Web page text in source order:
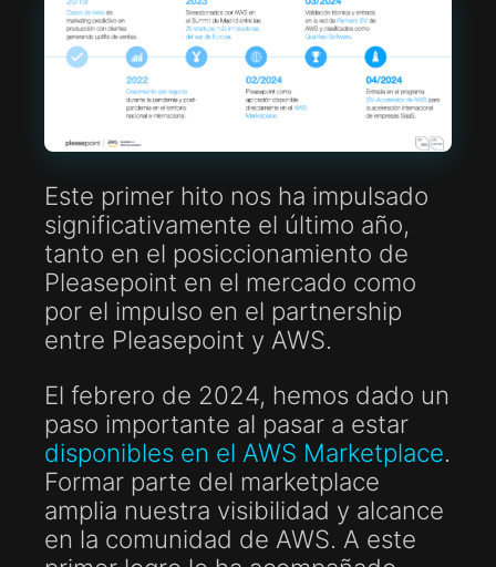
Este primer hito nos ha impulsado
significativamente el último año,
tanto en el posiccionamiento de
Pleasepoint en el mercado como
por el impulso en el partnership
entre Pleasepoint y AWS.
El febrero de 2024, hemos dado un
paso importante al pasar a estar
disponibles en el AWS Marketplace.
Formar parte del marketplace
amplia nuestra visibilidad y alcance
en la comunidad de AWS. A este